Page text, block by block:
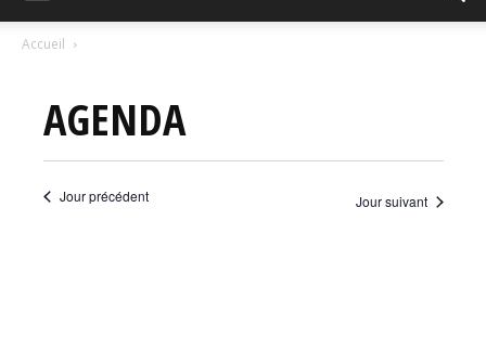
Laconnex
Accueil
AGENDA
Jour précédent Jour suivant